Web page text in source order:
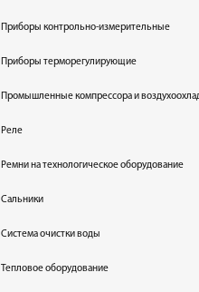
Приборы контрольно-измерительные
Приборы терморегулирующие
Промышленные компрессора и
Реле
Ремни на технологическое оборудование
Сальники
Система очистки воды
Тепловое оборудование